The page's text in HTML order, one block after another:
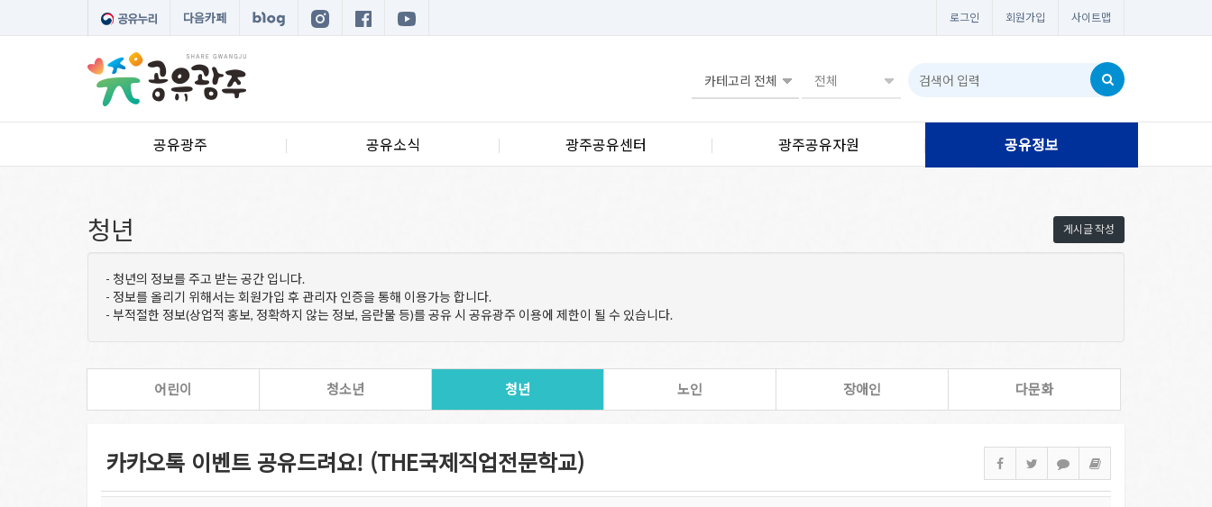
다음카페 로그인 회원가입 사이트맵
공유광주 공유소식 광주공유센터 광주공유자원 공유정보
게시글 작성
청년
- 청년의 정보를 주고 받는 공간 입니다.
- 정보를 올리기 위해서는 회원가입 후 관리자 인증을 통해 이용가능 합니다.
- 부적절한 정보(상업적 홍보, 정확하지 않는 정보, 음란물 등)를 공유 시 공유광주 이용에 제한이 될 수 있습니다.
어린이 청소년 청년 노인 장애인 다문화
카카오톡 이벤트 공유드려요! (THE국제직업전문학교)